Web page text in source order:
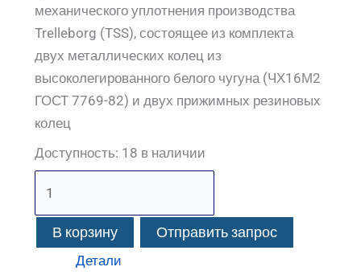
механического уплотнения производства
Trelleborg (TSS), состоящее из комплекта
двух металлических колец из
высоколегированного белого чугуна (ЧХ16М2
ГОСТ 7769-82) и двух прижимных резиновых
колец
Доступность: 18 в наличии
В корзину Отправить запрос
Детали